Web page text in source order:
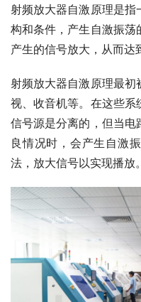
射频放大器自激原理是
构和条件，产生自激振
产生的信号放大，从而达
射频放大器自激原理最
视、收音机等。在这些
信号源是分离的，但当
良情况时，会产生自激
法，放大信号以实现播放。